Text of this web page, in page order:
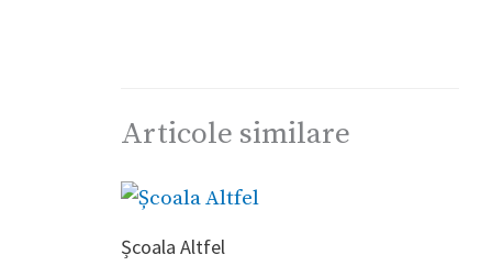
Articole similare
Școala Altfel